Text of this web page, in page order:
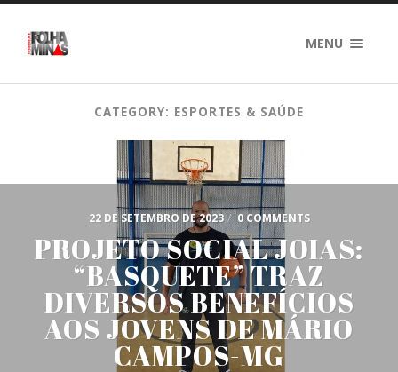
MENU
CATEGORY: ESPORTES & SAÚDE
22 DE SETEMBRO DE 2023 / 0 COMMENTS
PROJETO SOCIAL JOIAS:
“BASQUETE” TRAZ
DIVERSOS BENEFÍCIOS
AOS JOVENS DE MÁRIO
CAMPOS-MG